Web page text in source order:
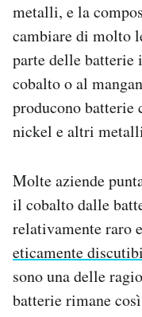
metalli, e la
cambiare di molto
parte delle
cobalto o al
producono
nickel e altri
Molte aziende
il cobalto dalle
relativamente raro
eticamente
sono una delle
batterie rimane